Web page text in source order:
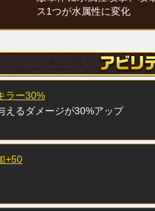
ス1つが水属性に変化
ラー30%
えるダメージが30%アップ
+50